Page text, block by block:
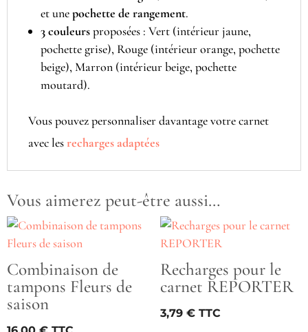
et unepochette de rangement.
3 couleursproposées : Vert (intérieur jaune,
pochette grise), Rouge (intérieur orange, pochette
beige), Marron (intérieur beige, pochette
moutard).
Vous pouvez personnaliser davantage votre carnet
avec lesrecharges adaptées
Vous aimerez peut-être aussi…
Combinaison de
tampons Fleurs de
saison
Recharges pour le
carnet REPORTER
3,79 €